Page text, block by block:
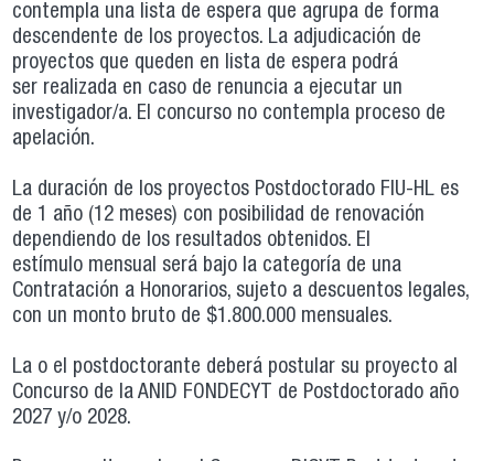
contempla una lista de espera que agrupa de forma
descendente de los proyectos. La adjudicación de
proyectos que queden en lista de espera podrá
ser realizada en caso de renuncia a ejecutar un
investigador/a. El concurso no contempla proceso de
apelación.
La duración de los proyectos Postdoctorado FIU-HL es
de 1 año (12 meses) con posibilidad de renovación
dependiendo de los resultados obtenidos. El
estímulo mensual será bajo la categoría de una
Contratación a Honorarios, sujeto a descuentos legales,
con un monto bruto de $1.800.000 mensuales.
La o el postdoctorante deberá postular su proyecto al
Concurso de la ANID FONDECYT de Postdoctorado año
2027 y/o 2028.